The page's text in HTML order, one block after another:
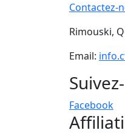
Contactez-
Rimouski,
Email:
Facebook